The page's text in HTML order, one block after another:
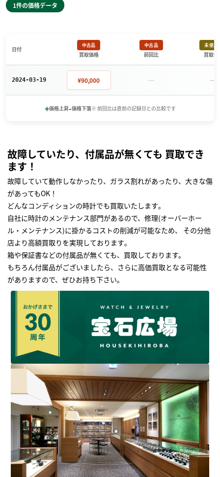
1件の価格データ
日付
中古品
買取価格
中古品
前回比
未使用
買取価
2024-03-19 ¥90,000 － －
+価格上昇-価格下落※ 前回比は直前の記録日との比較です
故障していたり、付属品が無くても 買取でき
ます！
故障していて動作しなかったり、ガラス割れがあったり、大きな傷
があってもOK！
どんなコンディションの時計でも買取いたします｡
自社に時計のメンテナンス部門があるので、修理(オーバーホー
ル・メンテナンス)に掛かるコストの削減が可能なため、 その分他
店より高額買取りを実現しております｡
箱や保証書などの付属品が無くても、買取しております。
もちろん付属品がございましたら、さらに高価買取となる可能性
がありますので、ぜひお持ち下さい｡